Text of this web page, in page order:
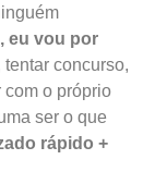
eu vou por
tentar concurso,
com o próprio
ser o que
rápido +